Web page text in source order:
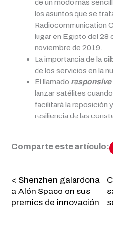
de un modo más
los asuntos que se
Radiocommunication
lugar en Egipto del 28
noviembre de 2019.
La importancia de la
de los servicios en la
El llamado responsive
lanzar satélites
facilitará la reposición
resiliencia de las
Comparte este artículo:
< Shenzhen galardona
a Alén Space en sus
premios de innovación